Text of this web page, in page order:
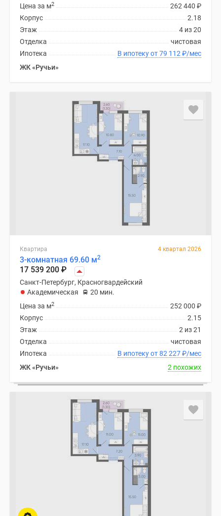
262 440 ₽
Цена за м2
2.18
Корпус
4 из 20
Этаж
чистовая
Отделка
В ипотеку от 79 112 ₽/мес
Ипотека
ЖК «Ручьи»
Квартира 4 квартал 2026
3-комнатная 69.60 м2
17 539 200 ₽
Санкт-Петербург, Красногвардейский
Академическая
20 мин.
252 000 ₽
Цена за м2
2.15
Корпус
2 из 21
Этаж
чистовая
Отделка
В ипотеку от 82 227₽/мес
Ипотека
ЖК «Ручьи»
2 похожих